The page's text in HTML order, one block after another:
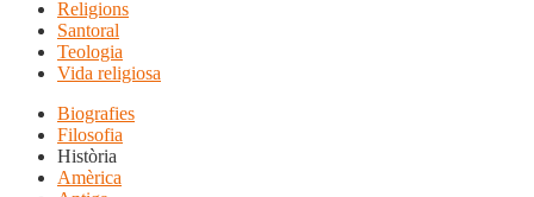
Religions
Santoral
Teologia
Vida religiosa
Biografies
Filosofia
Història
Amèrica